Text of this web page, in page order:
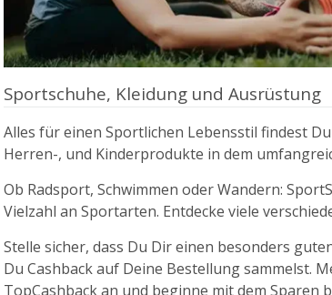
Sportschuhe, Kleidung und Ausrüstung
Alles für einen Sportlichen Lebensstil findest
Herren-, und Kinderprodukte in dem
Ob Radsport, Schwimmen oder Wandern:
Vielzahl an Sportarten. Entdecke viele
Stelle sicher, dass Du Dir einen besonders
Du Cashback auf Deine Bestellung sammelst.
TopCashback an und beginne mit dem Sparen